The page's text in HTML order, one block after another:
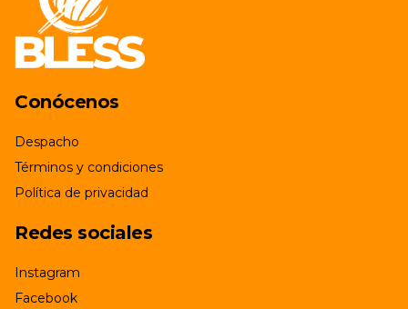
Conócenos
Despacho
Términos y condiciones
Política de privacidad
Redes sociales
Instagram
Facebook